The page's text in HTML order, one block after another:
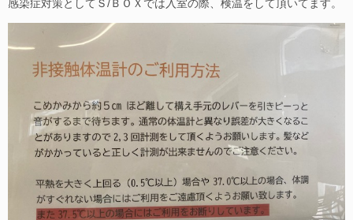
感染症対策としてＳ/ＢＯＸでは入室の際、検温をして頂いてます。